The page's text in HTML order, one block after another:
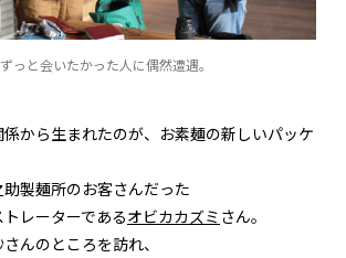
っと会いたかった人に偶然遭遇。
から生まれたのが、お素麺の新しいパッケ
製麺所のお客さんだった
レーターであるオビカカズミ さん。
んのところを訪れ、